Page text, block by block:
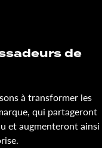
de
à transformer les
qui partageront
et augmenteront ainsi